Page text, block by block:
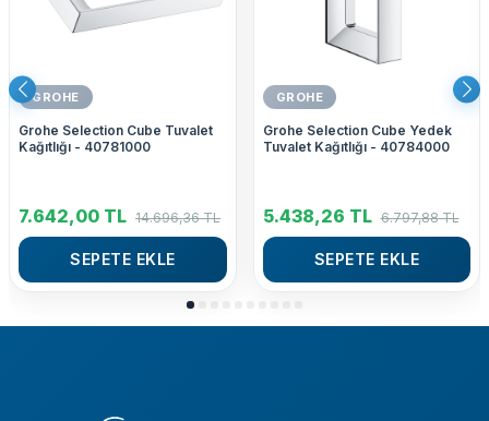
GROHE
Grohe Selection Cube Tuvalet
Kağıtlığı - 40781000
7.642,00 TL 14.696,36TL
SEPETE EKLE
GROHE
Grohe Selection Cube Yedek
Tuvalet Kağıtlığı - 40784000
5.438,26 TL 6.797,88TL
SEPETE EKLE